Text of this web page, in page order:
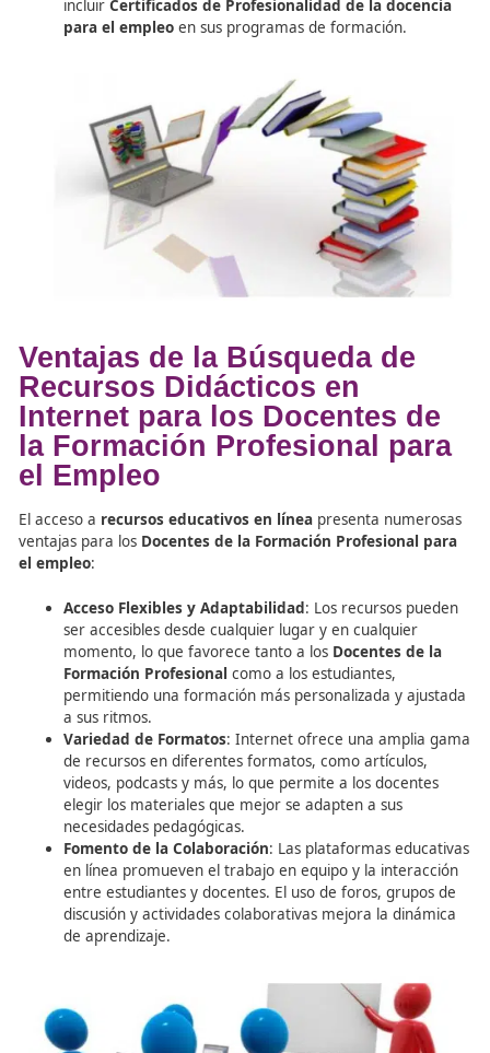
que les permiten mejorar sus métodos de
YouTube EDU: Esta plataforma ofrece una
Docentes de la Formación
el empleo . Los recursos visuales y multimedia
en YouTube EDU permiten que los estudiantes
comprendan mejor los conceptos complejos y
habilidades prácticas.
SciELO: Especialmente valiosa para losDocentes
Formación Profesional para el empleo, SciELO
acceso a artículos científicos y recursos
respaldan la enseñanza con evidencia y
incluirCertificados de Profesionalidad de la
para el empleoen sus programas de formación.
Ventajas de la Búsqueda de
Recursos Didácticos en
Internet para los Docentes
la Formación Profesional
el Empleo
Docentes de la Formación
el empleo